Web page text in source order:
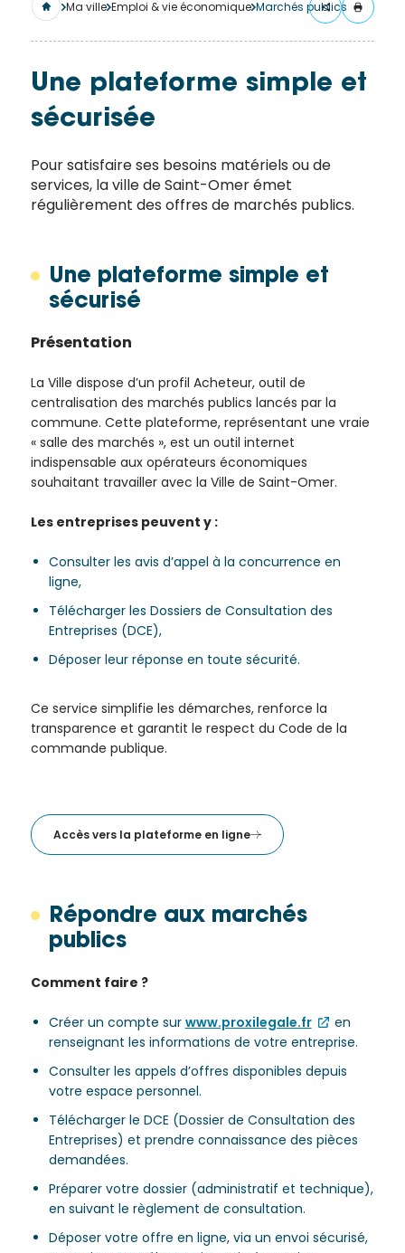
Ma ville Emploi & vie économique Marchés publics
Une plateforme simple et
sécurisée
Pour satisfaire ses besoins matériels ou de
services, la ville de Saint-Omer émet
régulièrement des offres de marchés publics.
Une plateforme simple et
sécurisé
Présentation
La Ville dispose d’un profil Acheteur, outil de
centralisation des marchés publics lancés par la
commune. Cette plateforme, représentant une vraie
« salle des marchés », est un outil internet
indispensable aux opérateurs économiques
souhaitant travailler avec la Ville de Saint-Omer.
Les entreprises peuvent y :
Consulter les avis d’appel à la concurrence en
ligne,
Télécharger les Dossiers de Consultation des
Entreprises (DCE),
Déposer leur réponse en toute sécurité.
Ce service simplifie les démarches, renforce la
transparence et garantit le respect du Code de la
commande publique.
Accès vers la plateforme en ligne
Répondre aux marchés
publics
Comment faire ?
Créer un compte sur www.proxilegale.fr
en
renseignant les informations de votre entreprise.
Consulter les appels d’offres disponibles depuis
votre espace personnel.
Télécharger le DCE (Dossier de Consultation des
Entreprises) et prendre connaissance des pièces
demandées.
Préparer votre dossier (administratif et technique),
en suivant le règlement de consultation.
Déposer votre offre en ligne, via un envoi sécurisé,
merci
ce
formulaire.
un
mail
avec
publication.
l'actualité
de la
Ville et
de ses
partenaires.
inscrit(e)
vous
désinscrire
cliquez ici.